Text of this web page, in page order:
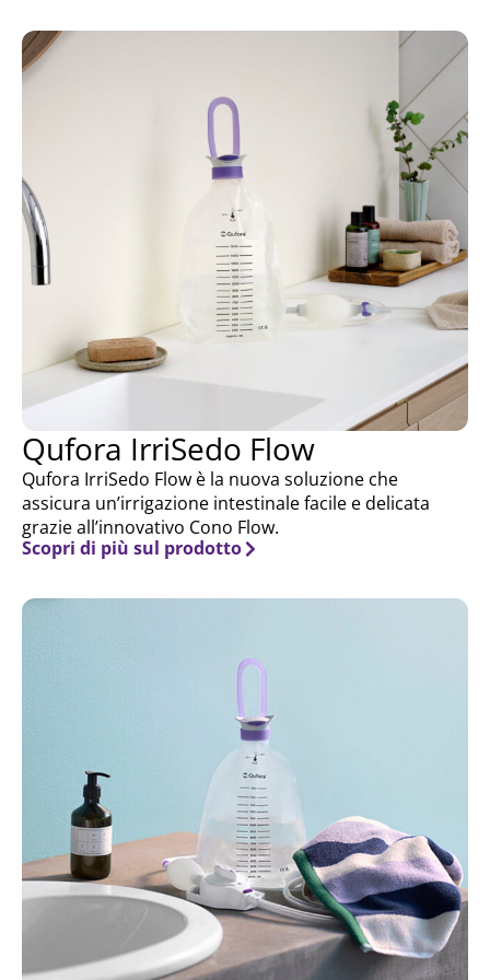
Qufora IrriSedo Flow
Qufora IrriSedo Flow è la nuova soluzione che
assicura un’irrigazione intestinale facile e delicata
grazie all’innovativo Cono Flow.
Scopri di più sul prodotto